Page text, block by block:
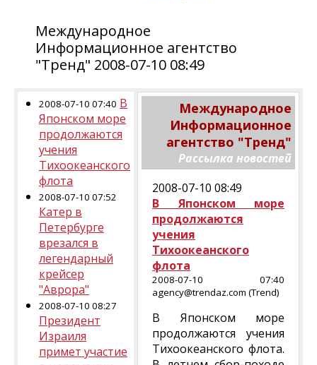
Международное
Информационное агентство
"Тренд" 2008-07-10 08:49
2008-07-10 07:40 В
Японском море
продолжаются
учения
Тихоокеанского
флота
2008-07-10 07:52
Катер в
Петербурге
врезался в
легендарный
крейсер
"Аврора"
2008-07-10 08:27
Президент
Израиля
примет участие
Международное
Информационное
агентство "Тренд"
Рассылка новостей
2008-07-10 08:49
В Японском море
продолжаются
учения
Тихоокеанского
флота
2008-07-10 07:40
agency@trendaz.com (Trend)
В Японском море
продолжаются учения
Тихоокеанского флота.